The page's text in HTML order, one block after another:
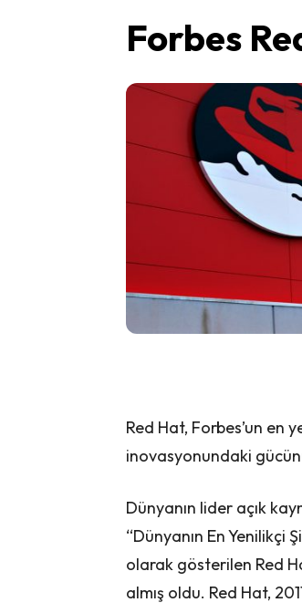
Forbes
Red Hat, Forbes’un en
inovasyonundaki
Dünyanın lider açık
“Dünyanın En Yenilikçi
olarak gösterilen Red
almış oldu. Red Hat,